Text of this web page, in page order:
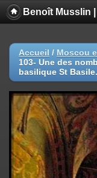
Benoît Musslin
Accueil / Moscou
103- Une des
basilique St Basile.